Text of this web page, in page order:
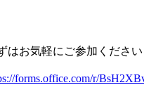
はお気軽にご参加ください
forms.office.com/r/